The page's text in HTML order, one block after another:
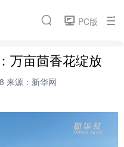
PC版
搜索
云瞰城市 热点专题
万亩茴香花绽放
来源：新华网